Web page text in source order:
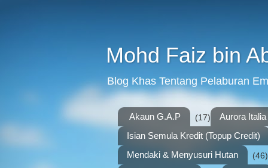
Mohd Faiz bin
Blog Khas Tentang Pelaburan
Akaun G.A.P (17)
Aurora Italia
Isian Semula Kredit (Topup Credit)
Mendaki & Menyusuri Hutan
(46)